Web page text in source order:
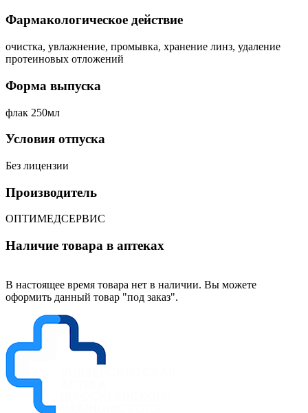
Фармакологическое действие
очистка, увлажнение, промывка, хранение линз, удаление
протеиновых отложений
Форма выпуска
флак 250мл
Условия отпуска
Без лицензии
Производитель
ОПТИМЕДСЕРВИС
Наличие товара в аптеках
В настоящее время товара нет в наличии. Вы можете
оформить данный товар "под заказ".